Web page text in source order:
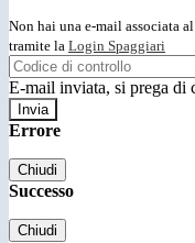
Non hai una e-mail associata
tramite la Login Spaggiari
E-mail inviata, si prega di
Errore
Chiudi
Successo
Chiudi